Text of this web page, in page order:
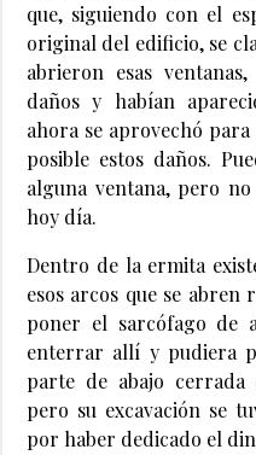
que, siguiendo con el
original del edificio, se
abrieron esas
daños y habían
ahora se aprovechó
posible estos daños.
alguna ventana, pero
hoy día.
Dentro de la ermita
esos arcos que se abren
poner el sarcófago de
enterrar allí y pudiera
parte de abajo
pero su excavación se
por haber dedicado el